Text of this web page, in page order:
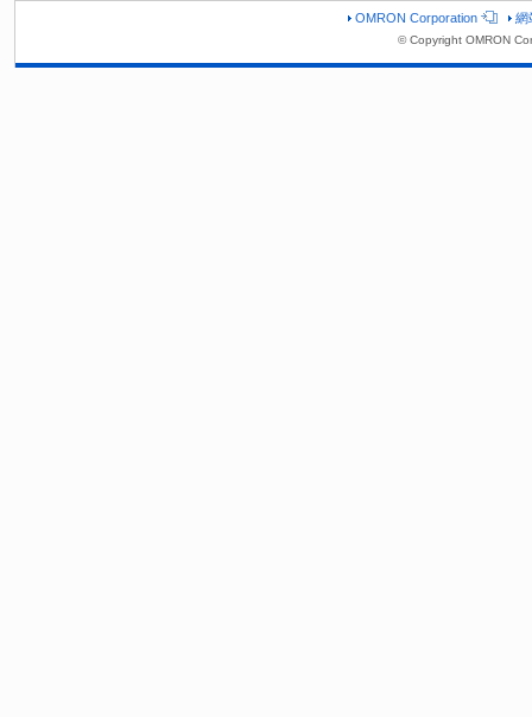
OMRON Corporation 網
© Copyright OMRON